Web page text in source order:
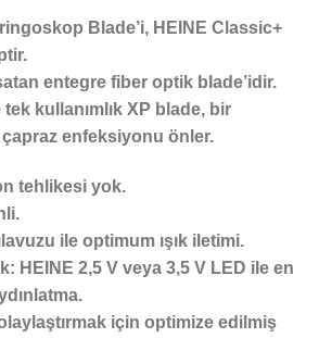
Blade’i, HEINE Classic+
entegre fiber optik blade’idir.
kullanımlık XP blade, bir
enfeksiyonu önler.
tehlikesi yok.
ile optimum ışık iletimi.
HEINE 2,5 V veya 3,5 V LED ile en
için optimize edilmiş